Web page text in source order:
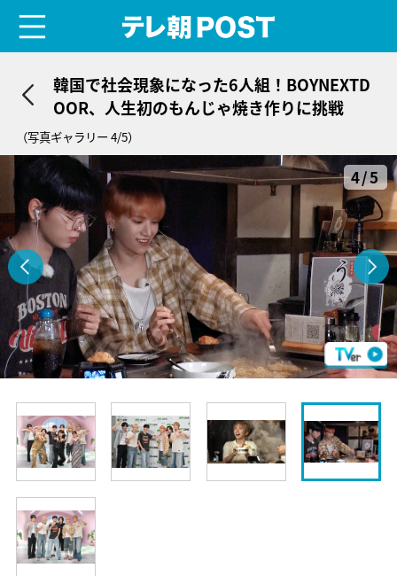
韓国で社会現象になった6人組！BOYNEXTD
OOR、人生初のもんじゃ焼き作りに挑戦
（写真ギャラリー 4/5）
4/5